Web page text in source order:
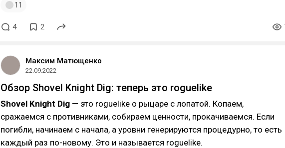
11
4 2
Максим Матющенко
22.09.2022
Обзор Shovel Knight Dig: теперь это roguelike
Shovel Knight Dig — это roguelike о рыцаре с лопатой. Копаем,
сражаемся с противниками, собираем ценности, прокачиваемся. Если
погибли, начинаем с начала, а уровни генерируются процедурно, то есть
каждый раз по-новому. Это и называется roguelike.